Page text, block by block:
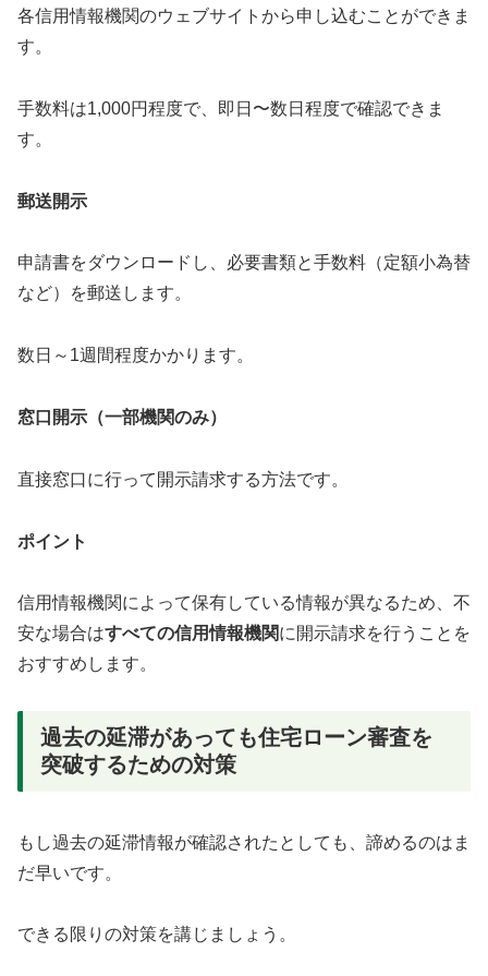
各信用情報機関のウェブサイトから申し込むことができま
す。
手数料は1,000円程度で、即日〜数日程度で確認できま
す。
郵送開示
申請書をダウンロードし、必要書類と手数料（定額小為替
など）を郵送します。
数日～1週間程度かかります。
窓口開示（一部機関のみ）
直接窓口に行って開示請求する方法です。
ポイント
信用情報機関によって保有している情報が異なるため、不
安な場合はすべての信用情報機関に開示請求を行うことを
おすすめします。
過去の延滞があっても住宅ローン審査を
突破するための対策
もし過去の延滞情報が確認されたとしても、諦めるのはま
だ早いです。
できる限りの対策を講じましょう。